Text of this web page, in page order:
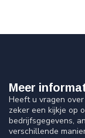
Meer
Heeft u vragen
zeker een kijkje op
bedrijfsgegevens,
verschillende